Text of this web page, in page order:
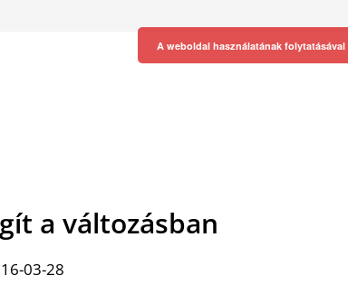
a változásban
03-28
A weboldal használatának